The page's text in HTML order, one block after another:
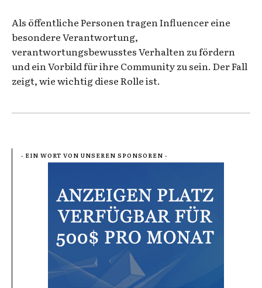
Als öffentliche Personen tragen Influencer eine
besondere Verantwortung,
verantwortungsbewusstes Verhalten zu fördern
und ein Vorbild für ihre Community zu sein. Der Fall
zeigt, wie wichtig diese Rolle ist.
- EIN WORT VON UNSEREN SPONSOREN -